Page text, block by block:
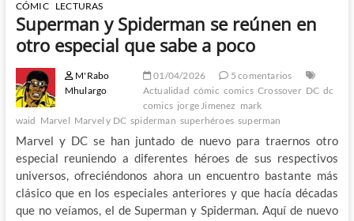
CÓMIC LECTURAS
Superman y Spiderman se reúnen en
otro especial que sabe a poco
M'Rabo
Mhulargo
01/04/2026
5 comentarios
Actualidad cómic comics Crossover DC dc
comics jorge Jimenez mark
waid Marvel Marvel y DC spiderman superhéroes superman
Marvel y DC se han juntado de nuevo para traernos otro
especial reuniendo a diferentes héroes de sus respectivos
universos, ofreciéndonos ahora un encuentro bastante más
clásico que en los especiales anteriores y que hacía décadas
que no veíamos, el de Superman y Spiderman. Aquí de nuevo